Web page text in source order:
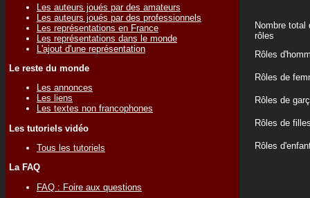
Les auteurs joués par des amateurs
Les auteurs joués par des professionnels
Les représentations en France
Les représentations dans le monde
L'ajout d'une représentation
Le reste du monde
Les annonces
Les liens
Les textes non francophones
Les tutoriels vidéo
Tous les tutoriels
La FAQ
FAQ : Foire aux questions
Nombre total
rôles
Rôles
Rôles de
Rôles de
Rôles de
Rôles